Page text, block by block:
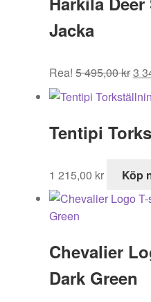
Jacka
Rea! 5 495,00kr
5
3
Tentipi
1 215,00 kr Köp
Chevalier
Dark Green